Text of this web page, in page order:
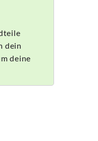
dein
deine